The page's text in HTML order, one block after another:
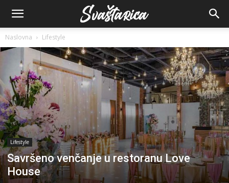
Naslovna Lifestyle
Lifestyle
Savršeno venčanje u restoranu Love
House